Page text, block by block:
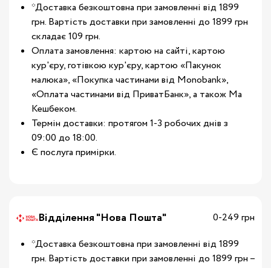
*Доставка безкоштовна при замовленні від 1899
грн. Вартість доставки при замовленні до 1899 грн
складає 109 грн.
Оплата замовлення: картою на сайті, картою
кур'єру, готівкою кур'єру, картою «Пакунок
малюка», «Покупка частинами від Monobank»,
«Оплата частинами від ПриватБанк», а також Ма
Кешбеком.
Термін доставки: протягом 1-3 робочих днів з
09:00 до 18:00.
Є послуга примірки.
Відділення "Нова Пошта"
0-249 грн
*Доставка безкоштовна при замовленні від 1899
грн. Вартість доставки при замовленні до 1899 грн –